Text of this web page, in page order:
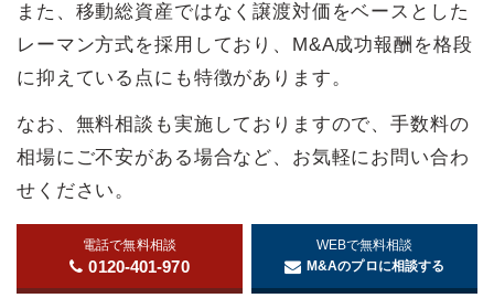
また、移動総資産ではなく譲渡対価をベースとした
レーマン方式を採用しており、M&A成功報酬を格段
に抑えている点にも特徴があります。
なお、無料相談も実施しておりますので、手数料の
相場にご不安がある場合など、お気軽にお問い合わ
せください。
電話で無料相談
0120-401-970
WEBで無料相談
M&Aのプロに相談する